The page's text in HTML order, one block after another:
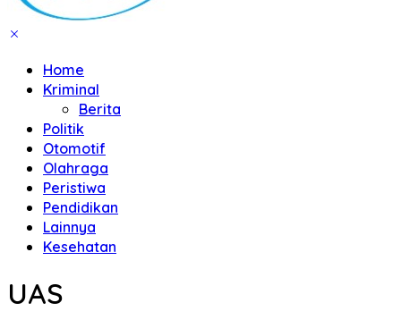
Home
Kriminal
Berita
Politik
Otomotif
Olahraga
Peristiwa
Pendidikan
Lainnya
Kesehatan
UAS